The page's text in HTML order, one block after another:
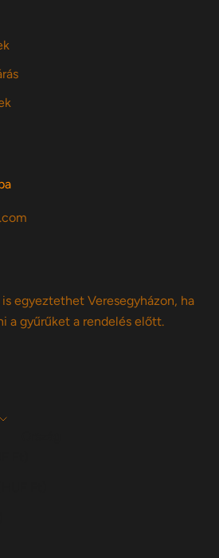
egyeztethet Veresegyházon, ha
a gyűrűket a rendelés előtt.
Ft)